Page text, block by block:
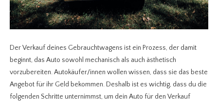
Der Verkauf deines Gebrauchtwagens ist ein Prozess, der damit
beginnt, das Auto sowohl mechanisch als auch ästhetisch
vorzubereiten. Autokäufer/innen wollen wissen, dass sie das beste
Angebot für ihr Geld bekommen. Deshalb ist es wichtig, dass du die
folgenden Schritte unternimmst, um dein Auto für den Verkauf